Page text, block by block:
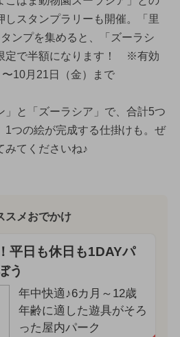
しスタンプラリーも開催。「里
ンプを集めると、「ズーラシ
定で半額になります！ ※有効
10月21日（金）まで
」と「ズーラシア」で、合計5つ
1つの絵が完成する仕掛けも。ぜ
みてくださいね♪
スメおでかけ
平日も休日も1DAYパ
う
年中快適♪6カ月～12歳
年齢に適した遊具がそろ
った屋内パーク